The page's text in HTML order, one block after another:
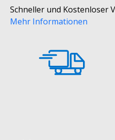
Schneller und Kostenloser
Mehr Informationen